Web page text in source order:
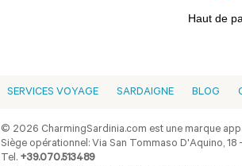
Haut de
SERVICES VOYAGE SARDAIGNE BLOG
© 2026 CharmingSardinia.com est une marque
Siège opérationnel: Via San Tommaso D'Aquino,
Tel. +39.070.513489